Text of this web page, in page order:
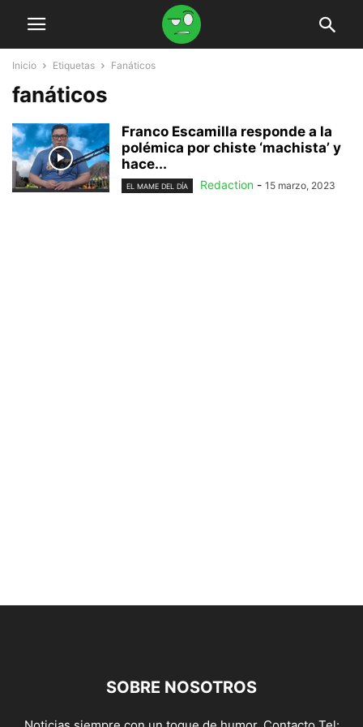
Inicio Etiquetas Fanáticos
fanáticos
Franco Escamilla responde a la
polémica por chiste ‘machista’ y
hace...
EL MAME DEL DÍA Redaction - 15 marzo, 2023
SOBRE NOSOTROS